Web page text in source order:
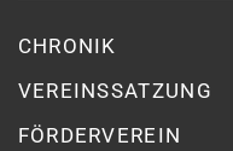
CHRONIK
VEREINSSATZUNG
FÖRDERVEREIN